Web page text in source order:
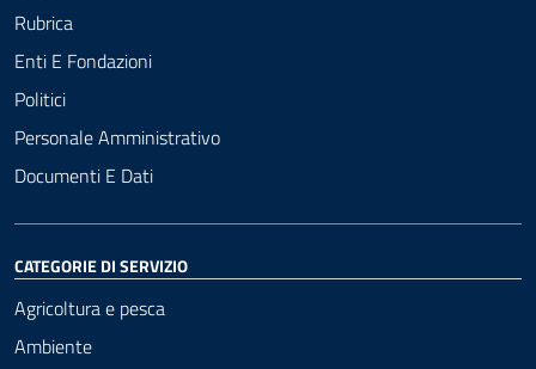
Rubrica
Enti E Fondazioni
Politici
Personale Amministrativo
Documenti E Dati
CATEGORIE DI SERVIZIO
Agricoltura e pesca
Ambiente